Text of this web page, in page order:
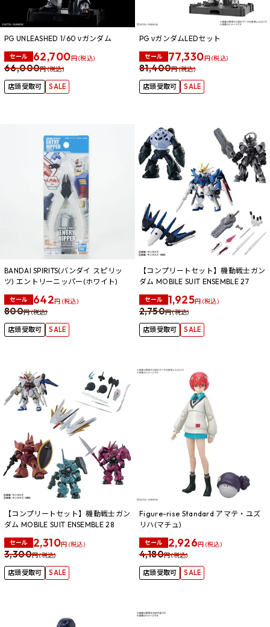
PG UNLEASHED 1/60 νガンダム
セール 62,700円 (税込)
66,000円 (税込)
店頭受取可 SALE
PG νガンダムLEDセット
セール 77,330円 (税込)
81,400円 (税込)
店頭受取可 SALE
BANDAI SPIRITS(バンダイ スピリッ
ツ) エントリーニッパー(ホワイト)
セール 642円 (税込)
800円 (税込)
店頭受取可 SALE
【コンプリートセット】機動戦士ガン
ダム MOBILE SUIT ENSEMBLE 27
セール 1,925円 (税込)
2,750円 (税込)
店頭受取可 SALE
【コンプリートセット】機動戦士ガン
ダム MOBILE SUIT ENSEMBLE 28
セール 2,310円 (税込)
3,300円 (税込)
店頭受取可 SALE
Figure-rise Standard アマテ・ユズ
リハ(マチュ)
セール 2,926円 (税込)
4,180円 (税込)
店頭受取可 SALE